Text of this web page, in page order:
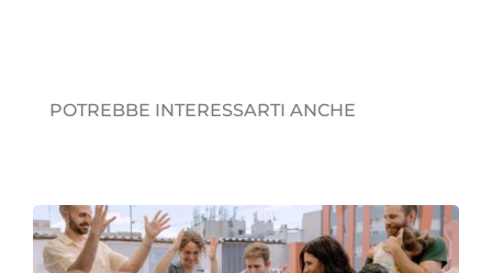
POTREBBE INTERESSARTI ANCHE